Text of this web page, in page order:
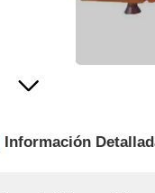
Información